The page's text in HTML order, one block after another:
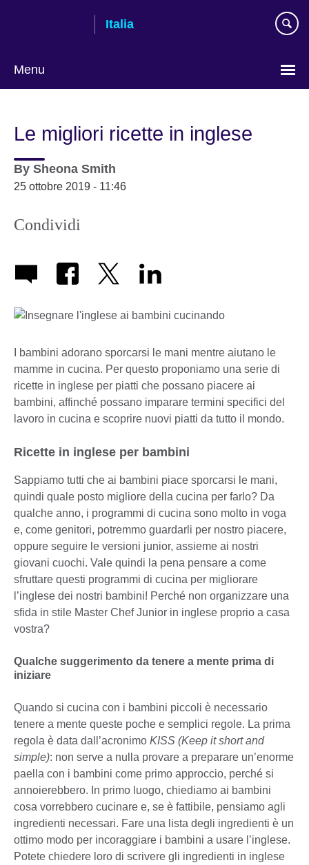
Italia
Menu
Le migliori ricette in inglese
By Sheona Smith
25 ottobre 2019 - 11:46
Condividi
I bambini adorano sporcarsi le mani mentre aiutano le
mamme in cucina. Per questo proponiamo una serie di
ricette in inglese per piatti che possano piacere ai
bambini, affinché possano imparare termini specifici del
lavoro in cucina e scoprire nuovi piatti da tutto il mondo.
Ricette in inglese per bambini
Sappiamo tutti che ai bambini piace sporcarsi le mani,
quindi quale posto migliore della cucina per farlo? Da
qualche anno, i programmi di cucina sono molto in voga
e, come genitori, potremmo guardarli per nostro piacere,
oppure seguire le versioni junior, assieme ai nostri
giovani cuochi. Vale quindi la pena pensare a come
sfruttare questi programmi di cucina per migliorare
l’inglese dei nostri bambini! Perché non organizzare una
sfida in stile Master Chef Junior in inglese proprio a casa
vostra?
Qualche suggerimento da tenere a mente prima di
iniziare
Quando si cucina con i bambini piccoli è necessario
tenere a mente queste poche e semplici regole. La prima
regola è data dall’acronimo KISS (Keep it short and
simple): non serve a nulla provare a preparare un’enorme
paella con i bambini come primo approccio, perché si
annoierebbero. In primo luogo, chiediamo ai bambini
cosa vorrebbero cucinare e, se è fattibile, pensiamo agli
ingredienti necessari. Fare una lista degli ingredienti è un
ottimo modo per incoraggiare i bambini a usare l’inglese.
Potete chiedere loro di scrivere gli ingredienti in inglese